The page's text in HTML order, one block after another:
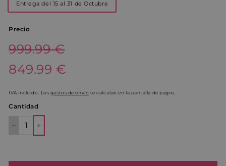
Entrega del 15 al 31 de Octubre
Precio
Precio
habitual
999.99€
999.99 €
Precio
de
849.99€
849.99 €
IVA incluido. Los gastos de envío se calculan en la pantalla de pagos.
Cantidad